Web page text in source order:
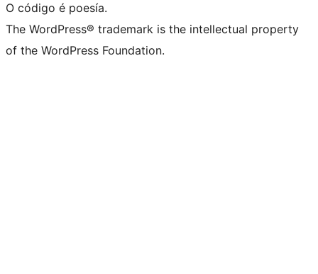
O código é poesía.
The WordPress® trademark is the intellectual property
of the WordPress Foundation.